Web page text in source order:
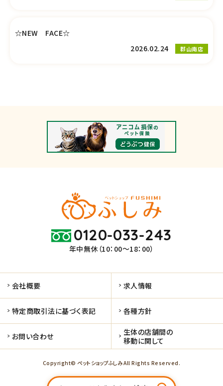
☆NEW FACE☆
2026.02.24
郡山南店
0120-033-243
年中無休（10：00～18：00）
会社概要 求人情報
特定商取引法に基づく表記 各種方針
お問い合わせ
生体の店舗間の
移動に関して
Copyright© ペットショップふしみ All Rights Reserved.